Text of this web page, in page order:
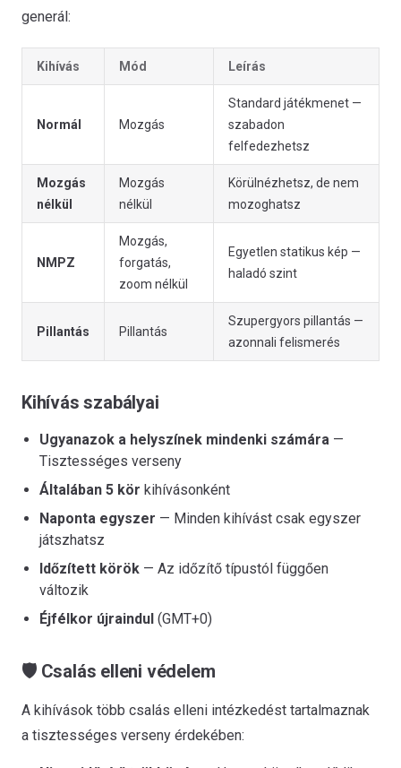
generál:
Kihívás Mód Leírás
Normál Mozgás
Standard játékmenet —
szabadon
felfedezhetsz
Mozgás
nélkül
Mozgás
nélkül
Körülnézhetsz, de nem
mozoghatsz
NMPZ
Mozgás,
forgatás,
zoom nélkül
Egyetlen statikus kép —
haladó szint
Pillantás Pillantás
Szupergyors pillantás —
azonnali felismerés
Kihívás szabályai
Ugyanazok a helyszínek mindenki számára —
Tisztességes verseny
Általában 5 kör kihívásonként
Naponta egyszer — Minden kihívást csak egyszer
játszhatsz
Időzített körök — Az időzítő típustól függően
változik
Éjfélkor újraindul (GMT+0)
🛡️ Csalás elleni védelem
A kihívások több csalás elleni intézkedést tartalmaznak
a tisztességes verseny érdekében: